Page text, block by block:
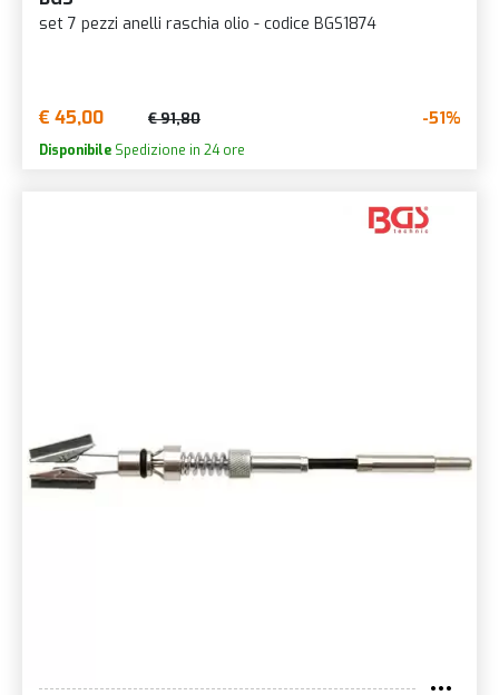
set 7 pezzi anelli raschia olio - codice BGS1874
€ 45,00 € 91,80 -51%
Disponibile Spedizione in 24 ore